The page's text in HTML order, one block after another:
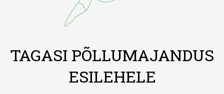
TAGASI PÕLLUMAJANDUS
ESILEHELE